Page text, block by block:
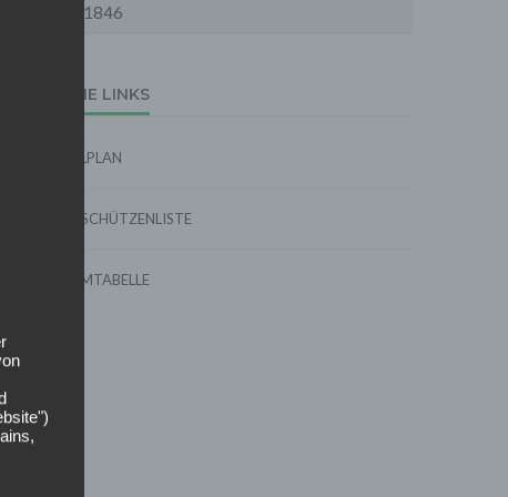
1846
EXTERNE LINKS
SPIELPLAN
TORSCHÜTZENLISTE
FORMTABELLE